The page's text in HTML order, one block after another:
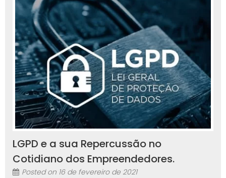
LGPD e a sua Repercussão no
Cotidiano dos Empreendedores.
Posted on 16 de fevereiro de 2021